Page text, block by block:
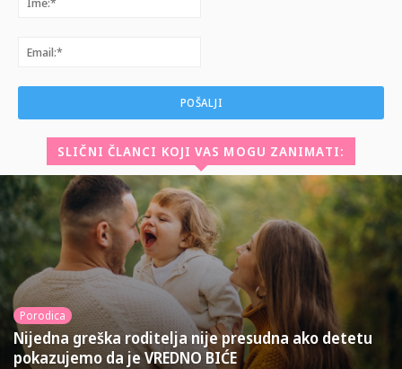
SLIČNI ČLANCI KOJI VAS MOGU ZANIMATI:
Porodica
Nijedna greška roditelja nije presudna ako detetu
pokazujemo da je VREDNO BIĆE